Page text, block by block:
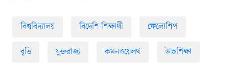
বিশ্ববিদ্যালয় বিদেশি শিক্ষার্থী ফেলোশিপ
বৃত্তি যুক্তরাজ্য কমনওয়েলথ উচ্চশিক্ষা